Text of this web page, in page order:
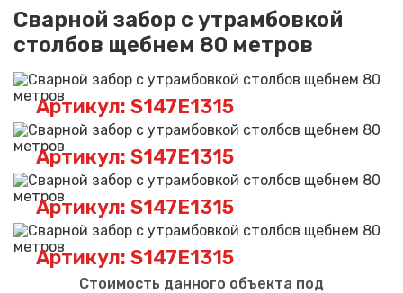
Сварной забор с утрамбовкой
столбов щебнем 80 метров
Артикул: S147E1315
Артикул: S147E1315
Артикул: S147E1315
Артикул: S147E1315
Стоимость данного объекта под